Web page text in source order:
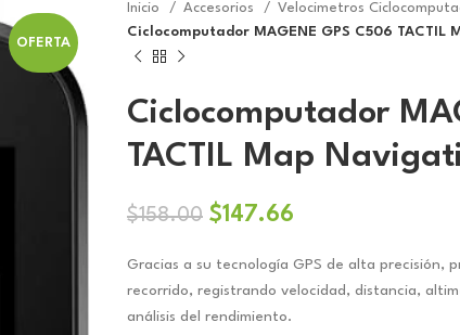
OFERTA
Inicio Accesorios
Velocimetros
Ciclocomputador MAGENE GPS C506 TACTIL
Ciclocomputador
TACTIL Map
$158.00 El
original
era:
$147.66
actual
es:
Gracias a su tecnología GPS de alta precisión,
recorrido, registrando velocidad, distancia,
análisis del rendimiento.